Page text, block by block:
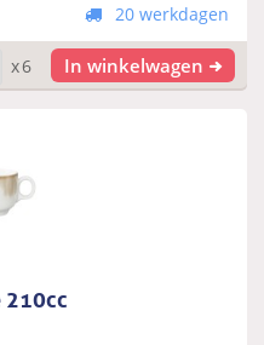
20 werkdagen
x6 In winkelwagen
210cc